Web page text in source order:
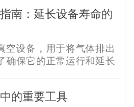
：延长设备寿命的
设备，用于将气体排出
了确保它的正常运行和延长
。中的重要工具